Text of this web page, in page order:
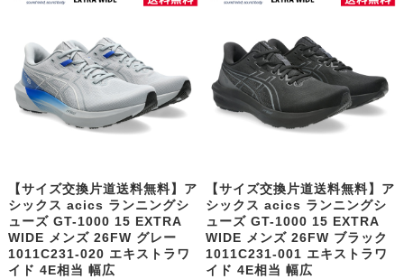
【サイズ交換片道送料無料】ア
シックス acics ランニングシ
ューズ GT-1000 15 EXTRA
WIDE メンズ 26FW グレー
1011C231-020 エキストラワ
イド 4E相当 幅広
【サイズ交換片道送料無料】ア
シックス acics ランニングシ
ューズ GT-1000 15 EXTRA
WIDE メンズ 26FW ブラック
1011C231-001 エキストラワ
イド 4E相当 幅広